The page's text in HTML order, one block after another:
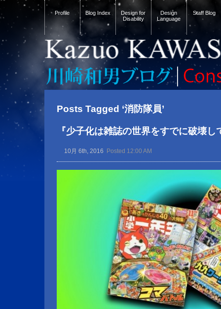
Profile Blog Index
Design for
Disability
Design
Language
Staff Blog
Posts Tagged ‘消防隊員’
『少子化は雑誌の世界をすでに破壊し
10月 6th, 2016 Posted 12:00 AM